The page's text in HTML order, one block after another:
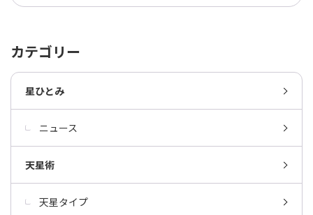
カテゴリー
星ひとみ
ニュース
天星術
天星タイプ